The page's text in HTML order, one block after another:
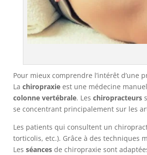
Pour mieux comprendre l’intérêt d’une
La chiropraxieest une médecine
colonne vertébrale. Les chiropracteurs
se concentrant principalement sur les
Les patients qui consultent un
torticolis, etc.). Grâce à des techniques
Les séancesde chiropraxie sont